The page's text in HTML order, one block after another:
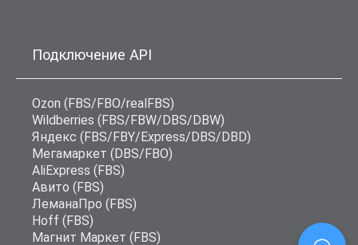
Подключение API
Ozon (FBS/FBO/realFBS)
Wildberries (FBS/FBW/DBS/DBW)
Яндекс (FBS/FBY/Express/DBS/DBD)
Мегамаркет (DBS/FBO)
AliExpress (FBS)
Авито (FBS)
ЛеманаПро (FBS)
Hoff (FBS)
Магнит Маркет (FBS)